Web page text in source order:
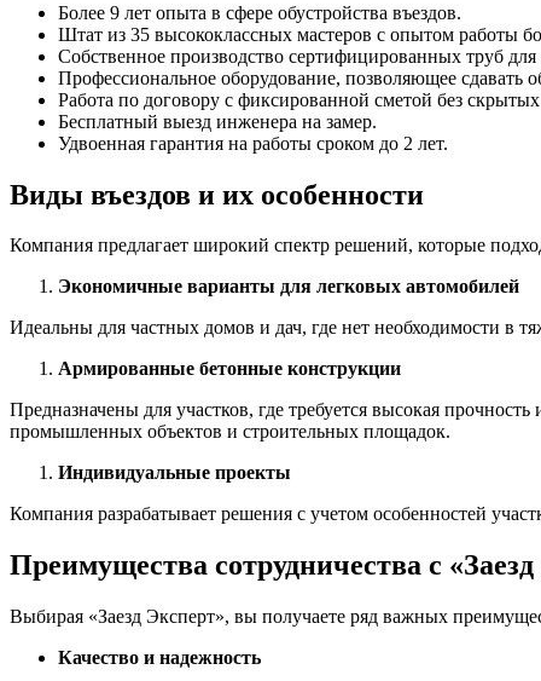
Более 9 лет опыта в сфере обустройства въездов.
Штат из 35 высококлассных мастеров с опытом работы
Собственное производство сертифицированных труб для
Профессиональное оборудование, позволяющее сдавать
Работа по договору с фиксированной сметой без
Бесплатный выезд инженера на замер.
Удвоенная гарантия на работы сроком до 2 лет.
Виды въездов и их особенности
Компания предлагает широкий спектр решений, которые
Экономичные варианты для легковых автомобилей
Идеальны для частных домов и дач, где нет необходимости в
Армированные бетонные конструкции
Предназначены для участков, где требуется высокая
промышленных объектов и строительных площадок.
Индивидуальные проекты
Компания разрабатывает решения с учетом особенностей
Преимущества сотрудничества с
Выбирая «Заезд Эксперт», вы получаете ряд важных
Качество и надежность